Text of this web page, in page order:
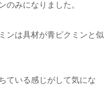
のみになりました。
ンは具材が青ピクミンと似
ている感じがして気にな